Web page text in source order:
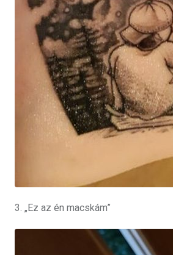
3. „Ez az én macskám”